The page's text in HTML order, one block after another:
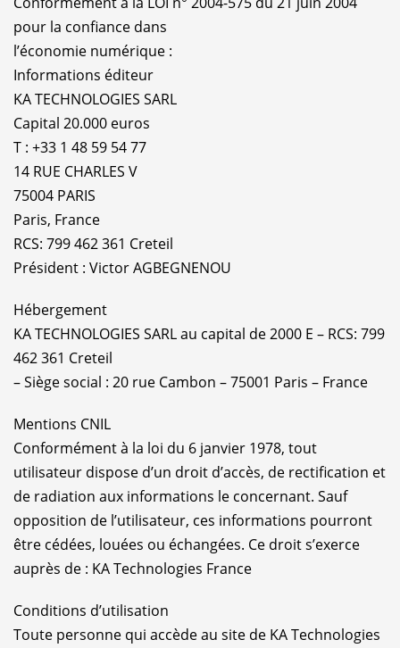
pour la confiance dans
l’économie numérique :
Informations éditeur
KA TECHNOLOGIES SARL
Capital 20.000 euros
T : +33 1 48 59 54 77
14 RUE CHARLES V
75004 PARIS
Paris, France
RCS: 799 462 361 Creteil
Président : Victor AGBEGNENOU
Hébergement
KA TECHNOLOGIES SARL au capital de 2000 E – RCS: 799
462 361 Creteil
– Siège social : 20 rue Cambon – 75001 Paris – France
Mentions CNIL
Conformément à la loi du 6 janvier 1978, tout
utilisateur dispose d’un droit d’accès, de rectification et
de radiation aux informations le concernant. Sauf
opposition de l’utilisateur, ces informations pourront
être cédées, louées ou échangées. Ce droit s’exerce
auprès de : KA Technologies France
Conditions d’utilisation
Toute personne qui accède au site de KA Technologies